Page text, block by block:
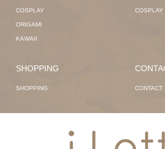
COSPLAY
ORIGAMI
KAWAII
COSPLAY
SHOPPING
SHOPPING CONTACT